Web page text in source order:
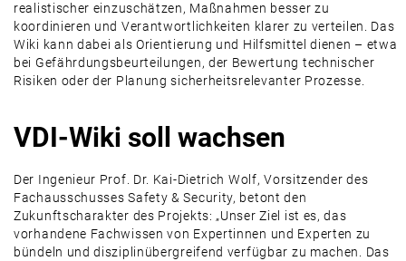
realistischer einzuschätzen, Maßnahmen besser zu
koordinieren und Verantwortlichkeiten klarer zu verteilen. Das
Wiki kann dabei als Orientierung und Hilfsmittel dienen – etwa
bei Gefährdungsbeurteilungen, der Bewertung technischer
Risiken oder der Planung sicherheitsrelevanter Prozesse.
VDI-Wiki soll wachsen
Der Ingenieur Prof. Dr. Kai-Dietrich Wolf, Vorsitzender des
Fachausschusses Safety & Security, betont den
Zukunftscharakter des Projekts: „Unser Ziel ist es, das
vorhandene Fachwissen von Expertinnen und Experten zu
bündeln und disziplinübergreifend verfügbar zu machen. Das